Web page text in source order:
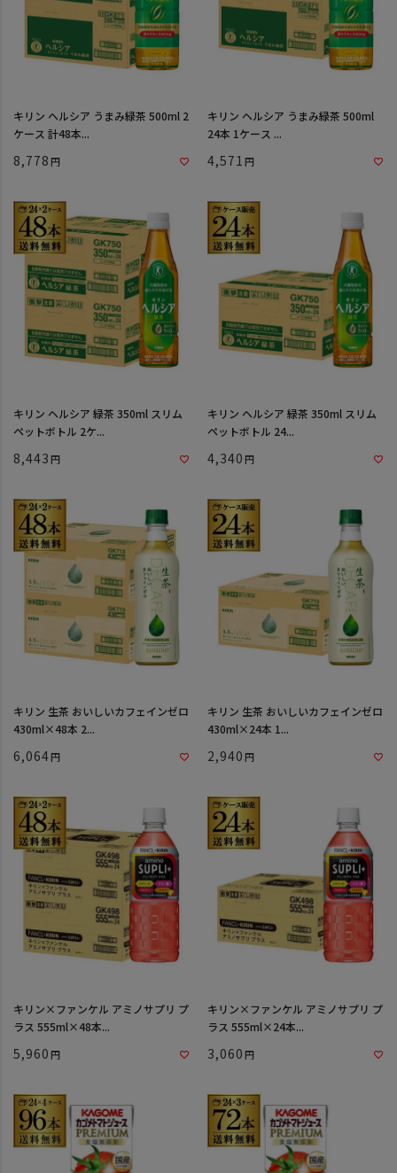
キリン ヘルシア うまみ緑茶 500ml 2
ケース 計48本...
8,778
キリン ヘルシア うまみ緑茶 500ml
24本 1ケース ...
4,571
キリン ヘルシア 緑茶 350ml スリム
ペットボトル 2ケ...
8,443
キリン ヘルシア 緑茶 350ml スリム
ペットボトル 24...
4,340
キリン 生茶 おいしいカフェインゼロ
430ml×48本 2...
6,064
キリン 生茶 おいしいカフェインゼロ
430ml×24本 1...
2,940
キリン×ファンケル アミノサプリ プ
ラス 555ml×48本...
5,960
キリン×ファンケル アミノサプリ プ
ラス 555ml×24本...
3,060